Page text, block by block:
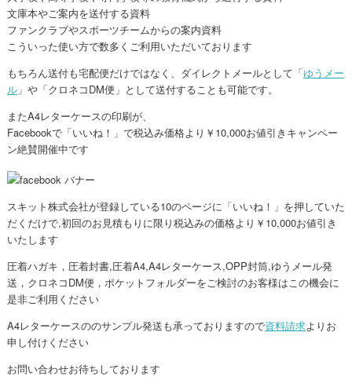
文庫本やご案内を送付する資料
ファンクラブやスポーツチームからの案内資料
こういった使い方で数多くご利用いただいております
もちろん送付も宅配便だけではなく、ダイレクトメールとして「ゆうメー
ル」や「クロネコDM便」として送付することも可能です。
またA4レターケースの印刷が、
Facebookで「いいね！」で税込み価格より￥10,000お値引きキャンペー
ン絶賛開催中です
スキット株式会社が登録している10のページに「いいね！」を押していた
だくだけで,初回のお見積もりに限り税込みの価格より￥10,000お値引き
いたします
圧着ハガキ，圧着封書,圧着A4,A4レターケース,OPP封筒,ゆうメール発
送，クロネコDM便，ポケットフォルダーをご検討のお客様はこの機会に
是非ご利用ください
A4レターケースののサンプル発送も承っておりますので資料請求よりお
申し付けください
お問い合わせお待ちしております